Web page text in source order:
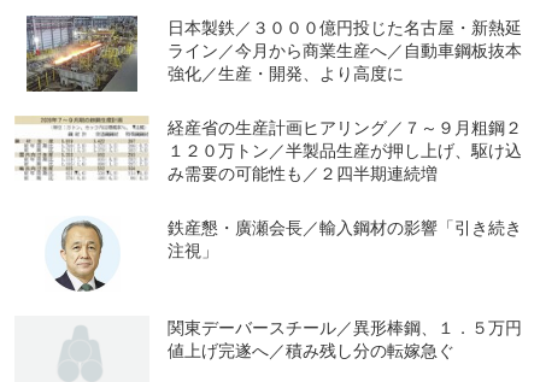
日本製鉄／３０００億円投じた名古屋・新熱延
ライン／今月から商業生産へ／自動車鋼板抜本
強化／生産・開発、より高度に
経産省の生産計画ヒアリング／７～９月粗鋼２
１２０万トン／半製品生産が押し上げ、駆け込
み需要の可能性も／２四半期連続増
鉄産懇・廣瀬会長／輸入鋼材の影響「引き続き
注視」
関東デーバースチール／異形棒鋼、１．５万円
値上げ完遂へ／積み残し分の転嫁急ぐ